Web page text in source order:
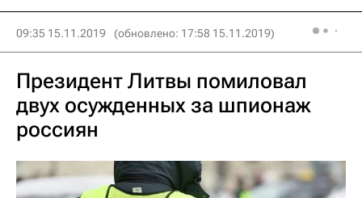
09:35 15.11.2019 (обновлено: 17:58 15.11.2019)
Президент Литвы помиловал
двух осужденных за шпионаж
россиян